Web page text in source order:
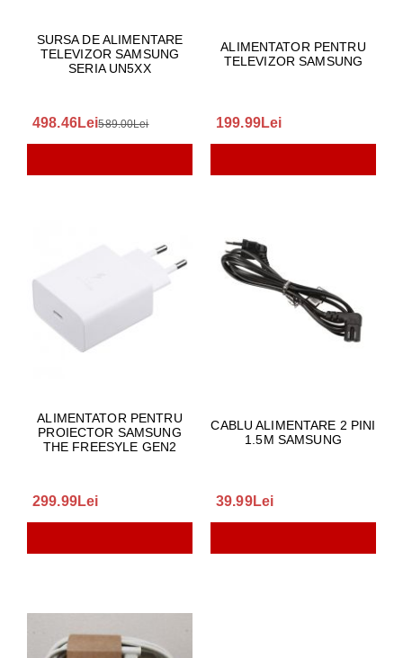
SURSA DE ALIMENTARE
TELEVIZOR SAMSUNG
SERIA UN5XX
498.46Lei589.00Lei
ALIMENTATOR PENTRU
TELEVIZOR SAMSUNG
199.99Lei
ALIMENTATOR PENTRU
PROIECTOR SAMSUNG
THE FREESYLE GEN2
299.99Lei
CABLU ALIMENTARE 2 PINI
1.5M SAMSUNG
39.99Lei